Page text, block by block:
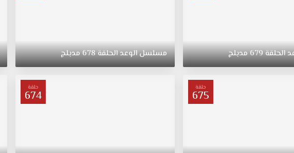
الحلقة679مدبلج مسلسلالوعدالحلقة678مدبلج
حلقة
675
حلقة
674